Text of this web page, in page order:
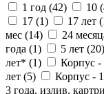
1 год (42) 10 (
17 (1) 17 лет (
мес (14) 24
года (1) 5 лет (20)
лет* (1)
Корпус -
лет (5)
Корпус -
3 года, излив,